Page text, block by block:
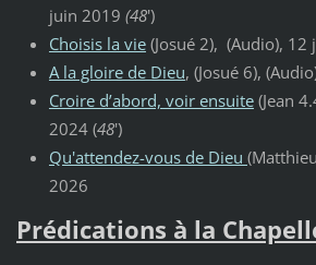
juin 2019 (48')
Choisis la vie(Josué 2), (Audio), 12
A la gloire de Dieu, (Josué 6),
Croire d’abord, voir ensuite(Jean
2024 (48')
Qu'attendez-vous de Dieu
2026
Prédications à la